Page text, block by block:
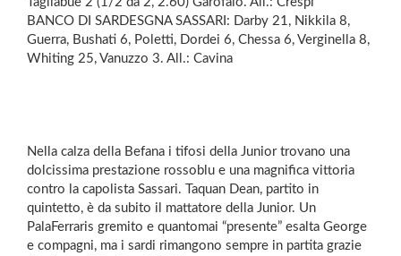
BANCO DI SARDESGNA SASSARI: Darby 21, Nikkila 8,
Guerra, Bushati 6, Poletti, Dordei 6, Chessa 6, Verginella 8,
Whiting 25, Vanuzzo 3. All.: Cavina
Nella calza della Befana i tifosi della Junior trovano una
dolcissima prestazione rossoblu e una magnifica vittoria
contro la capolista Sassari. Taquan Dean, partito in
quintetto, è da subito il mattatore della Junior. Un
PalaFerraris gremito e quantomai “presente” esalta George
e compagni, ma i sardi rimangono sempre in partita grazie